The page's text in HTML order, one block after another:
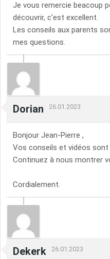
Je vous remercie beacoup
découvrir, c'est excellent.
Les conseils aux parents
mes questions.
Dorian 26.01.2023
Bonjour Jean-Pierre ,
Vos conseils et vidéos
Continuez à nous montrer
Cordialement.
Dekerk 26.01.2023